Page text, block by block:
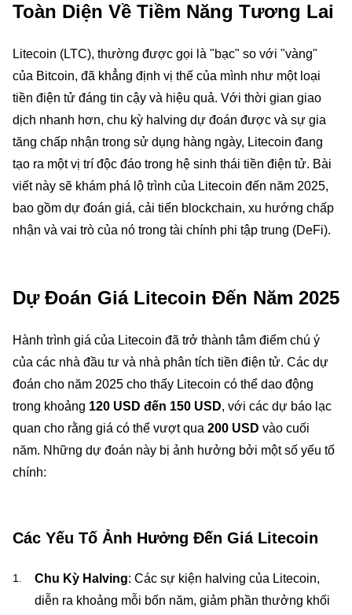
Toàn Diện Về Tiềm Năng Tương Lai
Litecoin (LTC), thường được gọi là "bạc" so với "vàng"
của Bitcoin, đã khẳng định vị thế của mình như một loại
tiền điện tử đáng tin cậy và hiệu quả. Với thời gian giao
dịch nhanh hơn, chu kỳ halving dự đoán được và sự gia
tăng chấp nhận trong sử dụng hàng ngày, Litecoin đang
tạo ra một vị trí độc đáo trong hệ sinh thái tiền điện tử. Bài
viết này sẽ khám phá lộ trình của Litecoin đến năm 2025,
bao gồm dự đoán giá, cải tiến blockchain, xu hướng chấp
nhận và vai trò của nó trong tài chính phi tập trung (DeFi).
Dự Đoán Giá Litecoin Đến Năm 2025
Hành trình giá của Litecoin đã trở thành tâm điểm chú ý
của các nhà đầu tư và nhà phân tích tiền điện tử. Các dự
đoán cho năm 2025 cho thấy Litecoin có thể dao động
trong khoảng 120 USD đến 150 USD, với các dự báo lạc
quan cho rằng giá có thể vượt qua 200 USD vào cuối
năm. Những dự đoán này bị ảnh hưởng bởi một số yếu tố
chính:
Các Yếu Tố Ảnh Hưởng Đến Giá Litecoin
Chu Kỳ Halving: Các sự kiện halving của Litecoin,
diễn ra khoảng mỗi bốn năm, giảm phần thưởng khối